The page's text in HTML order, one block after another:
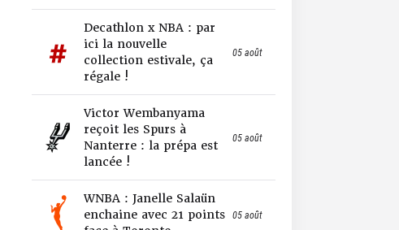
Decathlon x NBA : par
ici la nouvelle
collection estivale, ça
régale !
05 août
Victor Wembanyama
reçoit les Spurs à
Nanterre : la prépa est
lancée !
05 août
WNBA : Janelle Salaün
enchaine avec 21 points 05 août